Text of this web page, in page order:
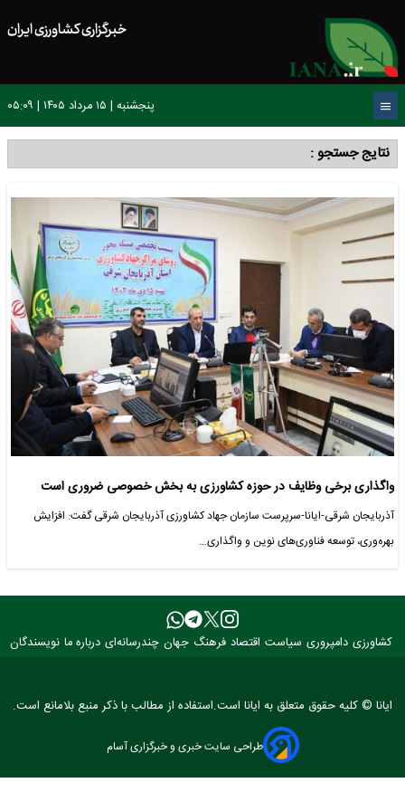
خبرگزاری کشاورزی ایران
پنجشنبه | ۱۵ مرداد ۱۴۰۵ | ۰۵:۰۹
نتایج جستجو :
واگذاری برخی وظایف در حوزه کشاورزی به بخش خصوصی ضروری است
آذربایجان شرقی-ایانا-سرپرست سازمان جهاد کشاورزی آذربایجان شرقی گفت: افزایش
بهره‌وری، توسعه فناوری‌های نوین و واگذاری…
کشاورزی دامپروری سیاست اقتصاد فرهنگ جهان چندرسانه‌ای درباره ما نویسندگان
ایانا © کلیه حقوق متعلق به ایانا است.استفاده از مطالب با ذکر منبع بلامانع است.
طراحی سایت خبری و خبرگزاری آسام